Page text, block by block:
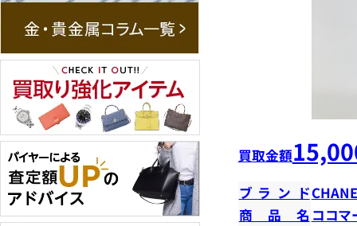
買取金額
ブランド
商品名 ココマ